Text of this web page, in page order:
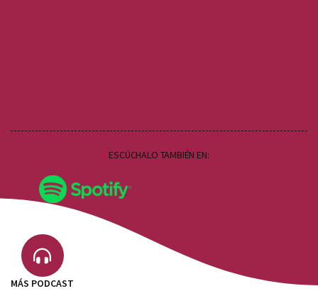
ESCÚCHALO TAMBIÉN EN:
MÁS PODCAST